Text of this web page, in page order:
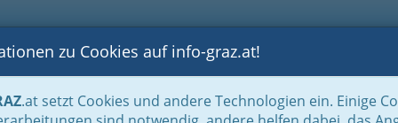
BLOGS FOTOS GASTRONOMIE BRANCHEN
zu Cookies auf info-graz.at!
.at setzt Cookies und andere Technologien ein. Einige
Reinigung & Service Abfallentsorgung